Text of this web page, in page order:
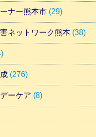
ナー熊本市 (29)
ネットワーク熊本 (38)
(276)
ーケア (8)